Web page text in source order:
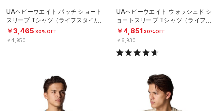
UAヘビーウエイト パッチ ショート
スリーブ Tシャツ（ライフスタイル/
MEN）
￥3,465 30%OFF
￥4,950
UAヘビーウエイト ウォッシュド シ
ョートスリーブ Tシャツ（ライフス
タイル/MEN）
￥4,851 30%OFF
￥6,930